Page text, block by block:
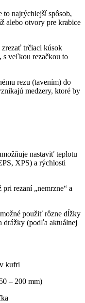
to najrýchlejší spôsob,
alebo otvory pre krabice
trčiaci kúsok
s veľkou rezačkou to
rezu (tavením) do
medzery, ktoré by
nastaviť teplotu
XPS) a rýchlosti
rezaní „nemrzne“ a
použiť rôzne dĺžky
drážky (podľa aktuálnej
kufri
– 200 mm)